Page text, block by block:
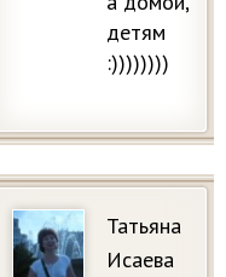
детям
:))))))))
Татьяна
Исаева